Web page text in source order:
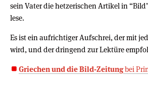
sein Vater die hetzerischen Artikel in
lese.
Es ist ein aufrichtiger Aufschrei, der mit
wird, und der dringend zur Lektüre
Griechen und die Bild-Zeitungbei